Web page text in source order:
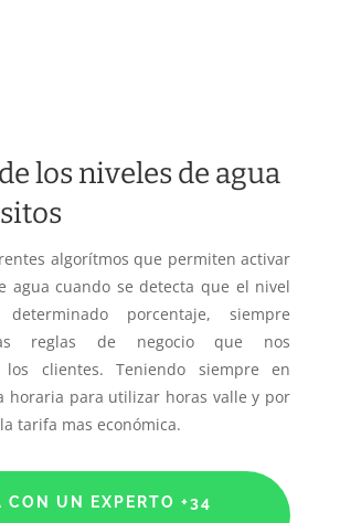
los niveles de agua
algorítmos que permiten activar
agua cuando se detecta que el nivel
porcentaje, siempre
reglas de negocio que nos
los clientes. Teniendo siempre en
horaria para utilizar horas valle y por
tarifa mas económica.
CON UN EXPERTO +34